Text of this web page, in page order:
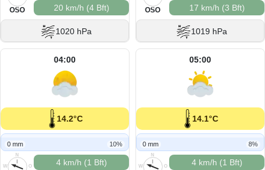
S
OSO
20 km/h (4 Bft)
1020 hPa
S
OSO
17 km/h (3 Bft)
1019 hPa
04:00
14.2°C
0 mm 10%
N
O
W
4 km/h (1 Bft)
05:00
14.1°C
0 mm 8%
N
O
W
4 km/h (1 Bft)